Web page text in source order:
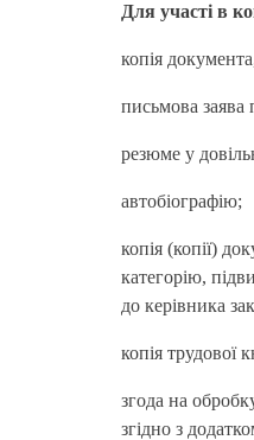
Для участі в
копія
письмова заява
резюме у
автобіографію;
копія (копії)
категорію,
до керівника
копія
згода на
згідно з